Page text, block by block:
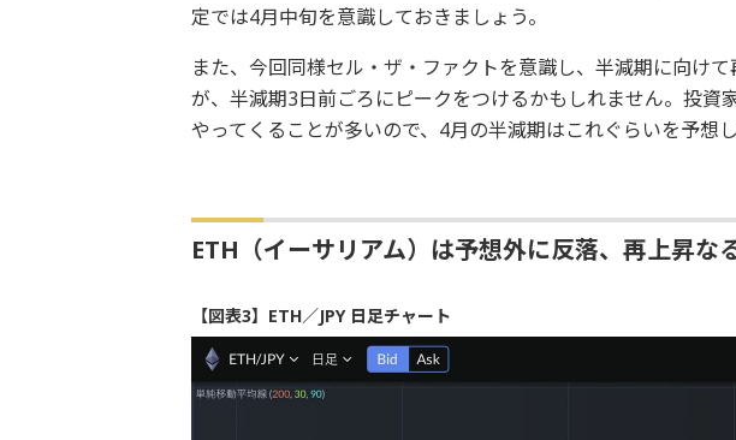
定では4月中旬を意識しておきましょう。
また、今回同様セル・ザ・ファクトを意識し、半減期に向け
が、半減期3日前ごろにピークをつけるかもしれません。投資
やってくることが多いので、4月の半減期はこれぐらいを予想
ETH（イーサリアム）は予想外に反落、再上昇な
【図表3】ETH／JPY 日足チャート